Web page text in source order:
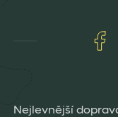
Nejlevnější